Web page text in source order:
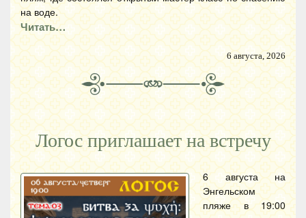
на воде.
Читать…
6 августа, 2026
Логос приглашает на встречу
6 августа на
Энгельском
пляже в 19:00